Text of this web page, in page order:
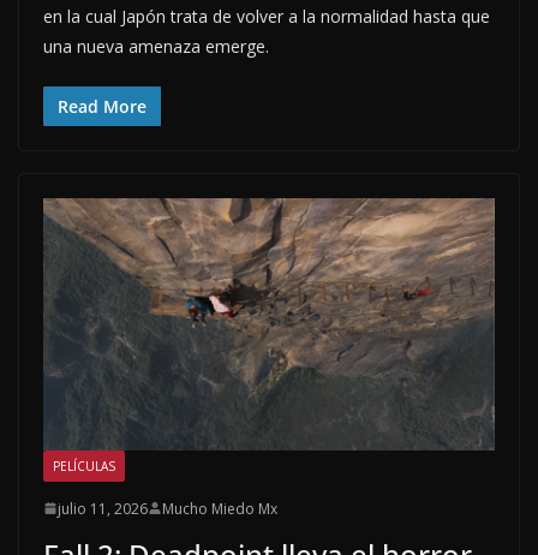
en la cual Japón trata de volver a la normalidad hasta que
una nueva amenaza emerge.
Read More
PELÍCULAS
julio 11, 2026 Mucho Miedo Mx